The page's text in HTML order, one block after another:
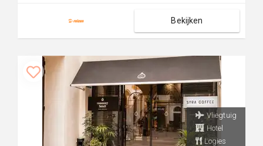
Bekijken
Vliegtuig
Hotel
Logies